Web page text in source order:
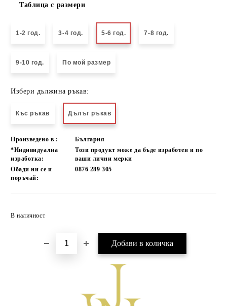
Таблица с размери
1-2 год. 3-4 год. 5-6 год. 7-8 год.
9-10 год. По мой размер
Избери дължина ръкав:
Къс ръкав Дълъг ръкав
Произведено в :
България
*Индивидуална
изработка:
Този продукт може да бъде изработен и по
ваши лични мерки
Обади ни се и
поръчай:
0876 289 305
В наличност